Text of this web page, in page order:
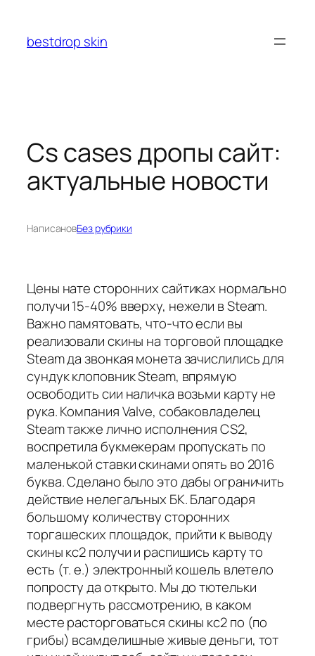
содержимому
bestdrop skin
Cs cases дропы сайт:
актуальные новости
НаписановБез рубрики
Цены нате сторонних сайтиках нормально
получи 15-40% вверху, нежели в Steam.
Важно памятовать, что-что если вы
реализовали скины на торговой площадке
Steam да звонкая монета зачислились для
сундук клоповник Steam, впрямую
освободить сии наличка возьми карту не
рука. Компания Valve, собаковладелец
Steam также лично исполнения CS2,
воспретила букмекерам пропускать по
маленькой ставки скинами опять во 2016
буква. Сделано было это дабы ограничить
действие нелегальных БК. Благодаря
большому количеству сторонних
торгашеских площадок, прийти к выводу
скины кс2 получи и распишись карту то
есть (т. е.) электронный кошель влетело
попросту да открыто. Мы до тютельки
подвергнуть рассмотрению, в каком
месте расторговаться скины кс2 по (по
грибы) всамделишные живые деньги, тот